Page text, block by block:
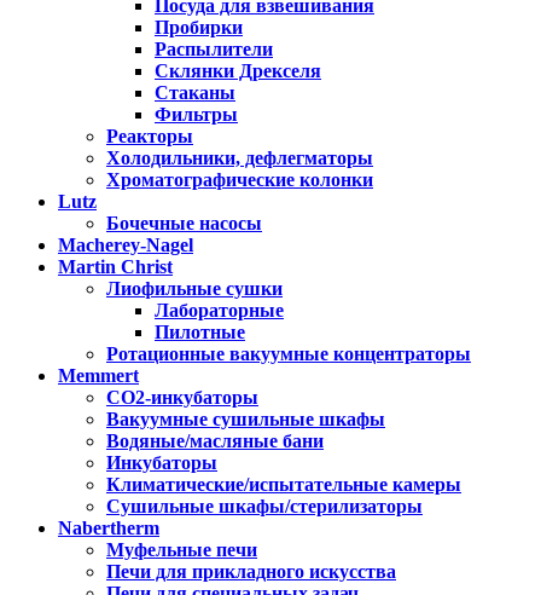
Посуда для взвешивания
Пробирки
Распылители
Склянки Дрекселя
Стаканы
Фильтры
Реакторы
Холодильники, дефлегматоры
Хроматографические колонки
Lutz
Бочечные насосы
Macherey-Nagel
Martin Christ
Лиофильные сушки
Лабораторные
Пилотные
Ротационные вакуумные концентраторы
Memmert
CO2-инкубаторы
Вакуумные сушильные шкафы
Водяные/масляные бани
Инкубаторы
Климатические/испытательные камеры
Сушильные шкафы/стерилизаторы
Nabertherm
Муфельные печи
Печи для прикладного искусства